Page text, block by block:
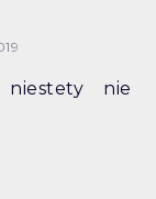
niestety nie